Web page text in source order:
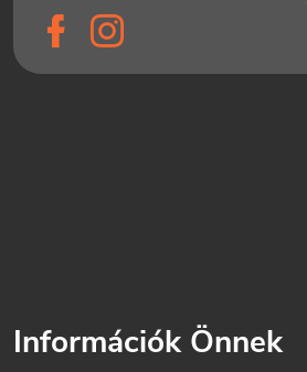
Információk Önnek